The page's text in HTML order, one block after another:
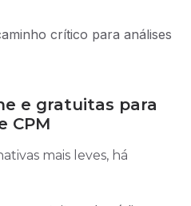
crítico para análises
e gratuitas para
CPM
mais leves, há